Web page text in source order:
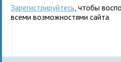
Зарегистрируйтесь , чтобы
всеми возможностями сайта